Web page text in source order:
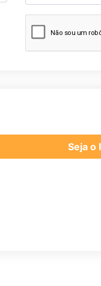
Seja o